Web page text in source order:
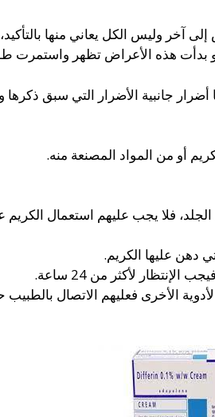
آخر وليس الكل يعاني منها
هذه الأعراض تظهر واستمرت
جانبية الأضرار التي سبق
أو من المواد المصنعة منه.
فلا يجب عليهم استعمال الكريم
دهن عليها الكريم.
لأكثر من 24 ساعة.
الأخرى فعليهم الاتصال